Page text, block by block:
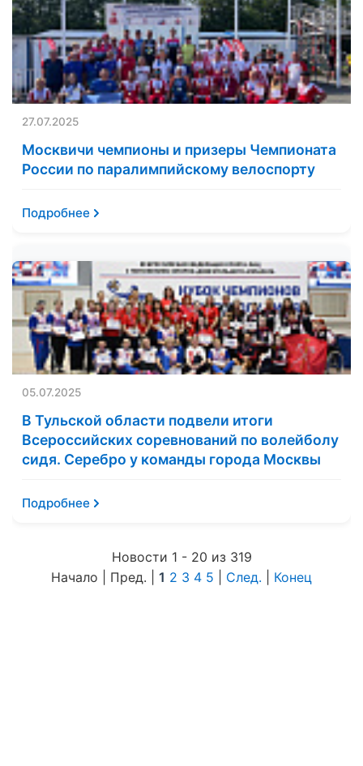
27.07.2025
Москвичи чемпионы и призеры Чемпионата
России по паралимпийскому велоспорту
Подробнее
05.07.2025
В Тульской области подвели итоги
Всероссийских соревнований по волейболу
сидя. Серебро у команды города Москвы
Подробнее
Новости 1 - 20 из 319
Начало | Пред. | 1 2 3 4 5 След. Конец